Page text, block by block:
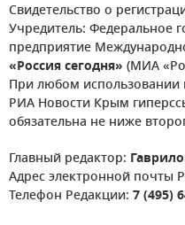
Свидетельство о
Учредитель: Федеральное
предприятие
«Россия сегодня» (МИА
При любом использовании
РИА Новости Крым
обязательна не ниже
Главный редактор:
Адрес электронной почты
Телефон Редакции: 7 (495)